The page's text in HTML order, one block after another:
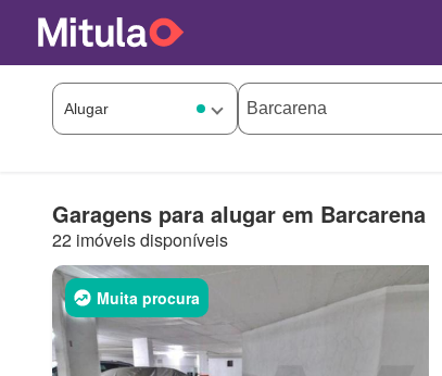
Garagens para alugar em Barcarena
22 imóveis disponíveis
Muita procura